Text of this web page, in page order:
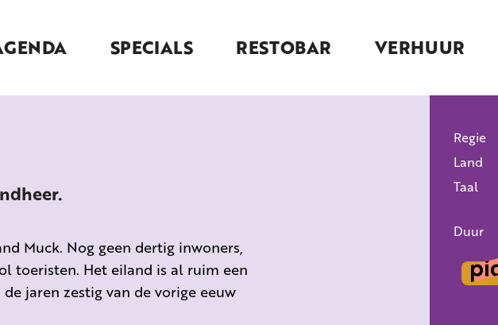
SPECIALS RESTOBAR VERHUUR
Muck. Nog geen dertig inwoners,
toeristen. Het eiland is al ruim een
jaren zestig van de vorige eeuw
Regie
Land
Taal
Duur